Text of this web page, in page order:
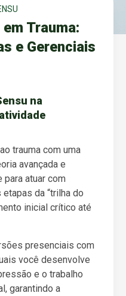
Trauma:
e Gerenciais
na
trauma com uma
avançada e
atuar com
da “trilha do
inicial crítico até
presenciais com
você desenvolve
e o trabalho
garantindo a